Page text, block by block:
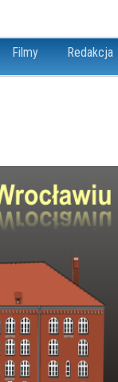
Filmy Redakcja